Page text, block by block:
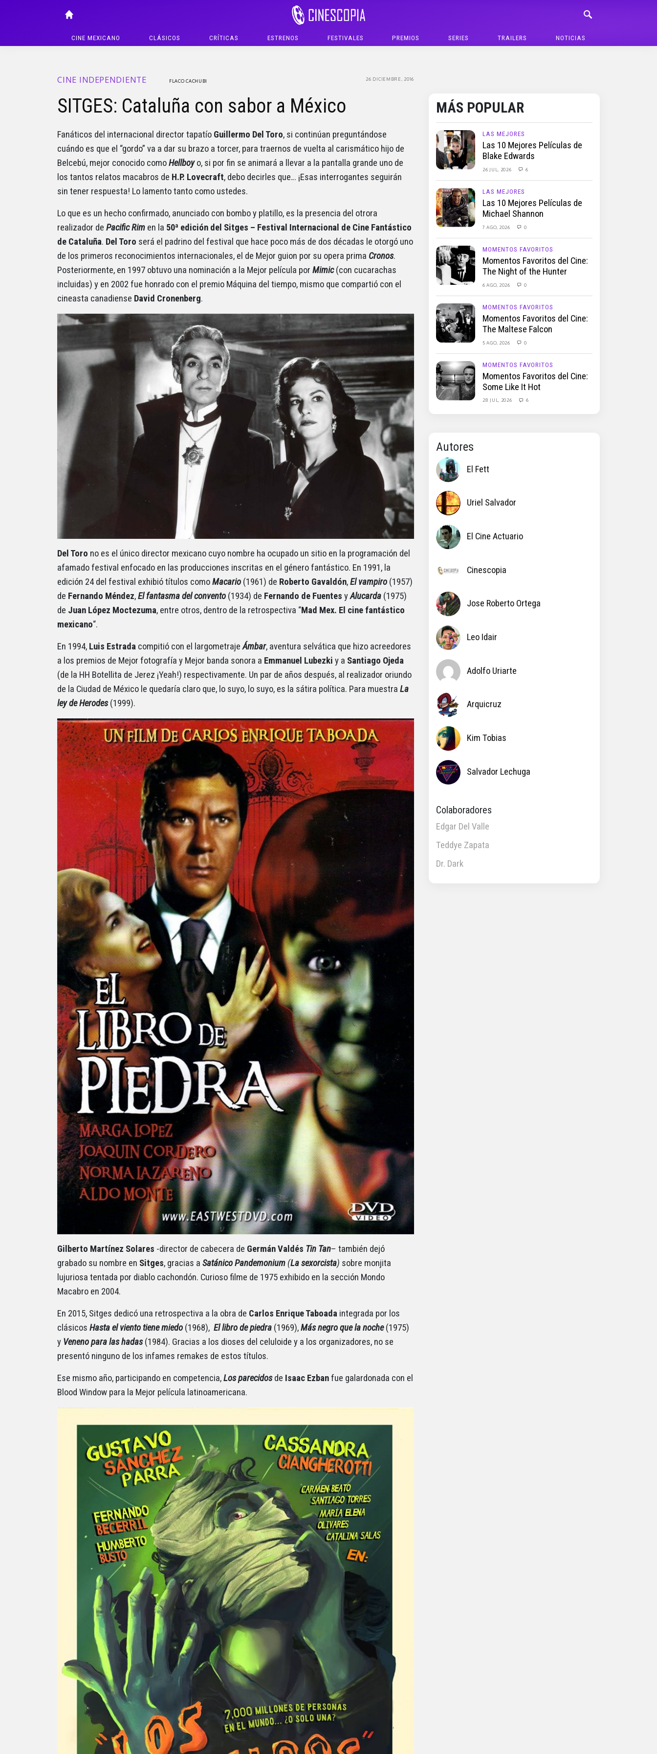
CINE MEXICANO CLÁSICOS CRÍTICAS ESTRENOS FESTIVALES PREMIOS SERIES TRAILERS NOTICIAS
CINE INDEPENDIENTE 26 DICIEMBRE, 2016
FLACO CACHUBI
SITGES: Cataluña con sabor a México
Fanáticos del internacional director tapatío Guillermo Del Toro, si continúan preguntándose
cuándo es que el “gordo” va a dar su brazo a torcer, para traernos de vuelta al carismático hijo de
Belcebú, mejor conocido comoHellboyo, si por fin se animará a llevar a la pantalla grande uno de
los tantos relatos macabros de H.P. Lovecraft, debo decirles que… ¡Esas interrogantes seguirán
sin tener respuesta! Lo lamento tanto como ustedes.
Lo que es un hecho confirmado, anunciado con bombo y platillo, es la presencia del otrora
realizador de Pacific Rim en la 50ª edición del Sitges – Festival Internacional de Cine Fantástico
de Cataluña. Del Toro será el padrino del festival que hace poco más de dos décadas le otorgó uno
de los primeros reconocimientos internacionales, el de Mejor guion por su opera prima Cronos.
Posteriormente, en 1997 obtuvo una nominación a la Mejor película por Mimic(con cucarachas
incluidas) y en 2002 fue honrado con el premio Máquina del tiempo, mismo que compartió con el
cineasta canadiense David Cronenberg.
Del Toro no es el único director mexicano cuyo nombre ha ocupado un sitio en la programación del
afamado festival enfocado en las producciones inscritas en el género fantástico. En 1991, la
edición 24 del festival exhibió títulos comoMacario (1961) de Roberto Gavaldón,El vampiro (1957)
de Fernando Méndez,El fantasma del convento (1934) de Fernando de Fuentes yAlucarda (1975)
de Juan López Moctezuma, entre otros, dentro de la retrospectiva “Mad Mex. El cine fantástico
mexicano“.
En 1994, Luis Estrada compitió con el largometrajeÁmbar, aventura selvática que hizo acreedores
a los premios de Mejor fotografía y Mejor banda sonora a Emmanuel Lubezki y a Santiago Ojeda
(de la HH Botellita de Jerez ¡Yeah!) respectivamente. Un par de años después, al realizador oriundo
de la Ciudad de México le quedaría claro que, lo suyo, lo suyo, es la sátira política. Para muestra La
ley de Herodes(1999).
Gilberto Martínez Solares -director de cabecera de Germán Valdés Tin Tan– también dejó
grabado su nombre en Sitges, gracias a Satánico Pandemonium (La sexorcista) sobre monjita
lujuriosa tentada por diablo cachondón. Curioso filme de 1975 exhibido en la sección Mondo
Macabro en 2004.
En 2015, Sitges dedicó una retrospectiva a la obra de Carlos Enrique Taboada integrada por los
clásicos Hasta el viento tiene miedo (1968), El libro de piedra (1969),Más negro que la noche(1975)
y Veneno para las hadas(1984). Gracias a los dioses del celuloide y a los organizadores, no se
presentó ninguno de los infames remakes de estos títulos.
Ese mismo año, participando en competencia,Los parecidosde Isaac Ezbanfue galardonada con el
Blood Window para la Mejor película latinoamericana.
MÁS POPULAR
LAS MEJORES
Las 10 Mejores Películas de
Blake Edwards
26 JUL, 2026 6
LAS MEJORES
Las 10 Mejores Películas de
Michael Shannon
7 AGO, 2026 0
MOMENTOS FAVORITOS
Momentos Favoritos del Cine:
The Night of the Hunter
6 AGO, 2026 0
MOMENTOS FAVORITOS
Momentos Favoritos del Cine:
The Maltese Falcon
5 AGO, 2026 0
MOMENTOS FAVORITOS
Momentos Favoritos del Cine:
Some Like It Hot
28 JUL, 2026 6
Autores
El Fett
Uriel Salvador
El Cine Actuario
Cinescopia
Jose Roberto Ortega
Leo Idair
Adolfo Uriarte
Arquicruz
Kim Tobias
Salvador Lechuga
Colaboradores
Edgar Del Valle
Teddye Zapata
Dr. Dark